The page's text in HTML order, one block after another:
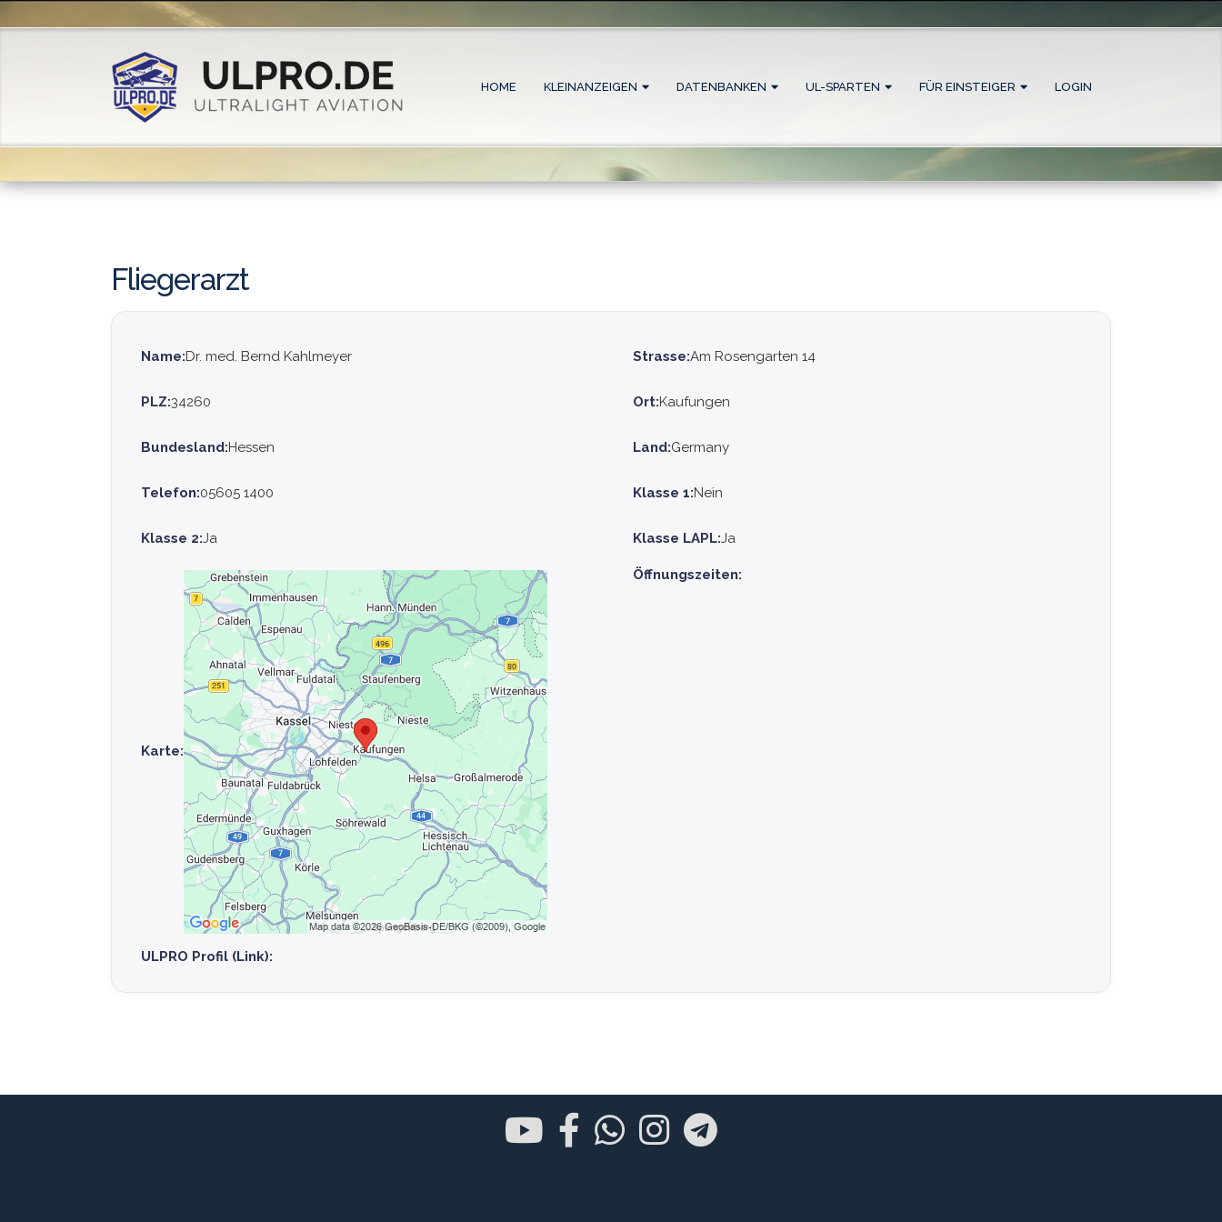
HOME KLEINANZEIGEN DATENBANKEN UL-SPARTEN FÜR EINSTEIGER LOGIN
Fliegerarzt
Name:Dr. med. Bernd Kahlmeyer Strasse:Am Rosengarten 14
PLZ:34260 Ort:Kaufungen
Bundesland:Hessen Land:Germany
Telefon:05605 1400 Klasse 1:Nein
Klasse 2:Ja Klasse LAPL:Ja
Karte:
Öffnungszeiten:
ULPRO Profil (Link):